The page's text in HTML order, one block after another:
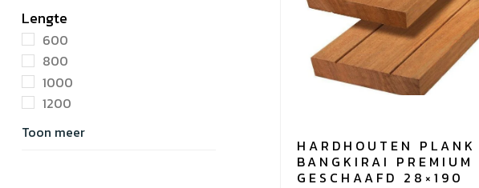
Lengte
600
800
1000
1200
Toon meer
HARDHOUTEN PLANK
BANGKIRAI PREMIUM
GESCHAAFD 28×190